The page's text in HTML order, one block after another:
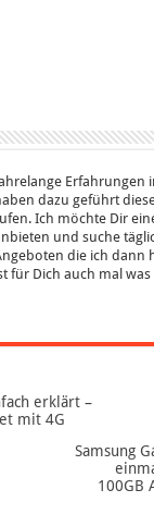
Erfahrungen
dazu geführt
Ich möchte Dir
und suche
die ich dann
für Dich auch mal
erklärt –
mit 4G
Samsung
100GB